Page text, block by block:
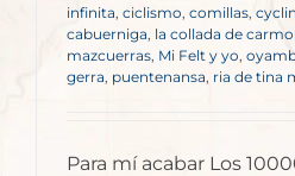
infinita ciclismo comillas
cabuerniga, la collada de
mazcuerras, Mi Felt y yo
gerra, puentenansa, ria de tina
Para mí acabar Los